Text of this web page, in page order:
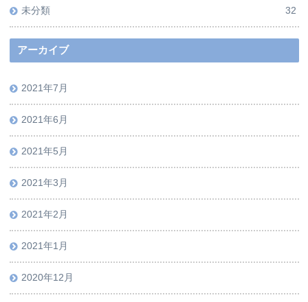
未分類 32
アーカイブ
2021年7月
2021年6月
2021年5月
2021年3月
2021年2月
2021年1月
2020年12月